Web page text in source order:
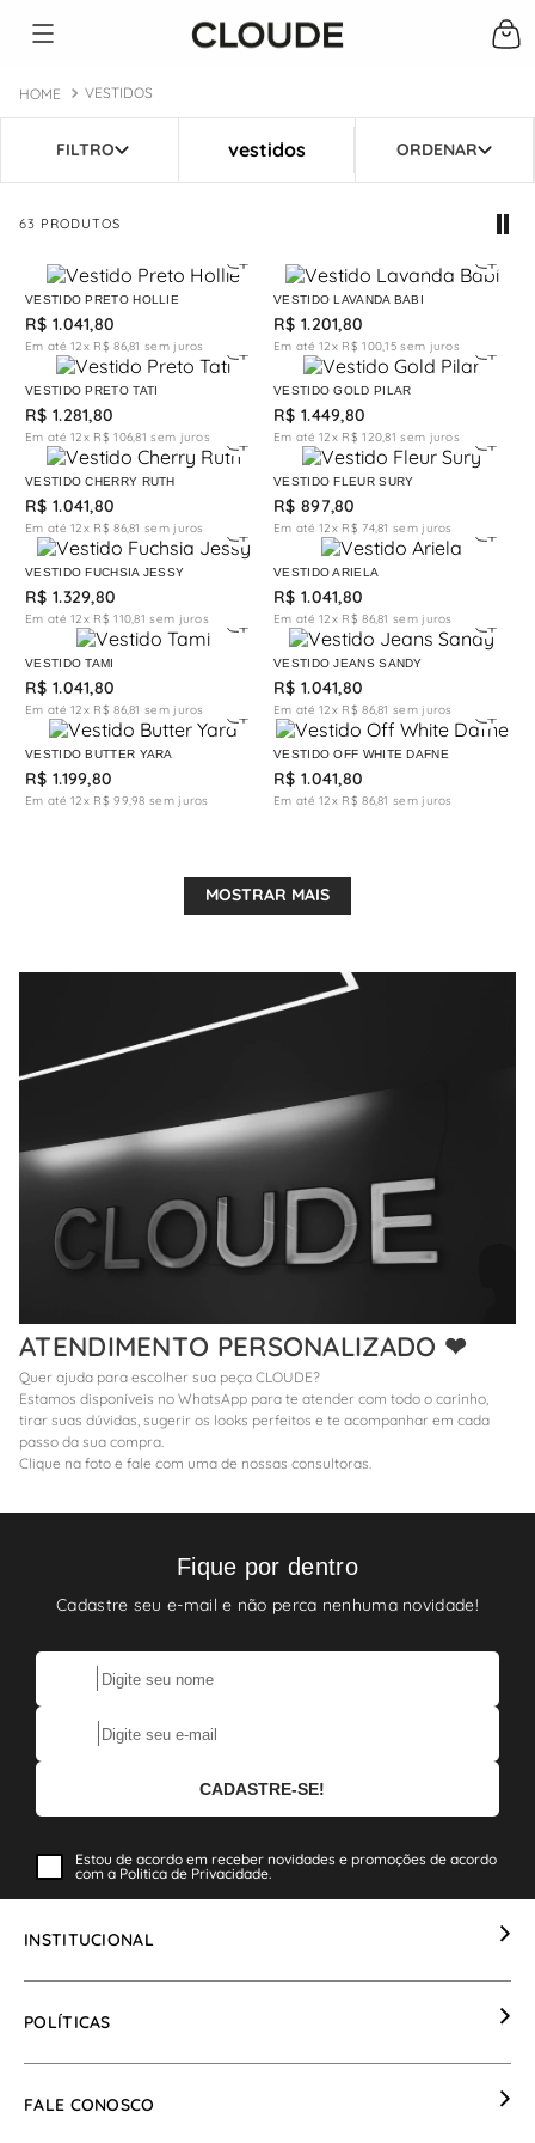
VESTIDOS
vestidos
63 PRODUTOS
VESTIDO PRETO HOLLIE
R$ 1.041,80
Em até12x R$ 86,81 sem juros
VESTIDO LAVANDA BABI
R$ 1.201,80
Em até12x R$ 100,15 sem juros
VESTIDO PRETO TATI
R$ 1.281,80
Em até12x R$ 106,81 sem juros
VESTIDO GOLD PILAR
R$ 1.449,80
Em até12x R$ 120,81 sem juros
VESTIDO CHERRY RUTH
R$ 1.041,80
Em até12x R$ 86,81 sem juros
VESTIDO FLEUR SURY
R$ 897,80
Em até12x R$ 74,81 sem juros
VESTIDO FUCHSIA JESSY
R$ 1.329,80
Em até12x R$ 110,81 sem juros
VESTIDO ARIELA
R$ 1.041,80
Em até12x R$ 86,81 sem juros
VESTIDO TAMI
R$ 1.041,80
Em até12x R$ 86,81 sem juros
VESTIDO JEANS SANDY
R$ 1.041,80
Em até12x R$ 86,81 sem juros
VESTIDO BUTTER YARA
R$ 1.199,80
Em até12x R$ 99,98 sem juros
VESTIDO OFF WHITE DAFNE
R$ 1.041,80
Em até12x R$ 86,81 sem juros
MOSTRAR MAIS
ATENDIMENTO PERSONALIZADO ❤
Quer ajuda para escolher sua peça CLOUDE?
Estamos disponíveis no WhatsApp para te atender com todo o carinho,
tirar suas dúvidas, sugerir os looks perfeitos e te acompanhar em cada
passo da sua compra.
Clique na foto e fale com uma de nossas consultoras.
Fique por dentro
Cadastre seu e-mail e não perca nenhuma novidade!
Estou de acordo em receber novidades e promoções de acordo
com a Politica de Privacidade.
INSTITUCIONAL
POLÍTICAS
FALE CONOSCO